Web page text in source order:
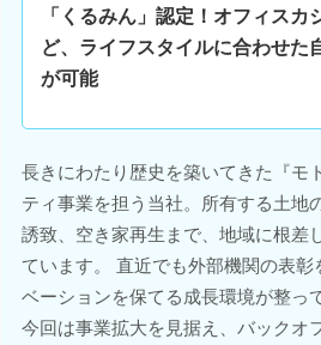
「くるみん」認定！オフィスカ
ど、ライフスタイルに合わせた
が可能
長きにわたり歴史を築いてきた『モ
ティ事業を担う当社。所有する土地
誘致、空き家再生まで、地域に根差
ています。 直近でも外部機関の表彰
ベーションを保てる成長環境が整っ
今回は事業拡大を見据え、バックオ